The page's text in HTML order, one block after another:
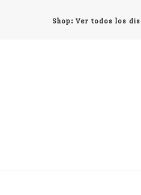
Shop: Ver todos los